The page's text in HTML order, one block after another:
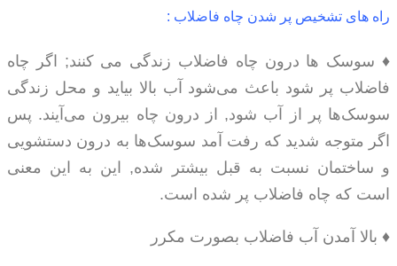
راه های تشخیص پر شدن چاه فاضلاب :
♦ سوسک ها درون چاه فاضلاب زندگی می کنند; اگر چاه
فاضلاب پر شود باعث می‌شود آب بالا بیاید و محل زندگی
سوسک‌ها پر از آب شود, از درون چاه بیرون می‌آیند. پس
اگر متوجه شدید که رفت آمد سوسک‌ها به درون دستشویی
و ساختمان نسبت به قبل بیشتر شده, این به این معنی
است که چاه فاضلاب پر شده است.
♦ بالا آمدن آب فاضلاب بصورت مکرر